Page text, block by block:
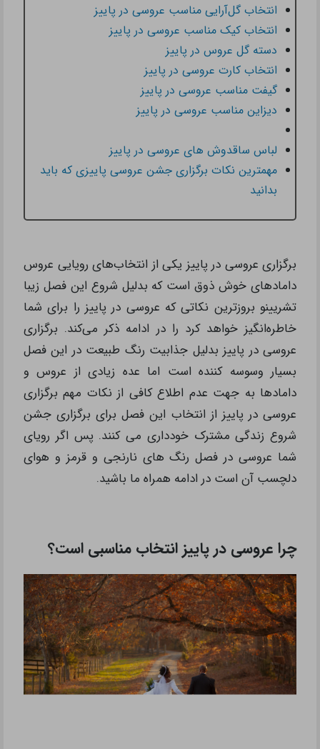
انتخاب گل‌آرایی مناسب عروسی در پاییز
انتخاب کیک مناسب عروسی در پاییز
دسته گل عروس در پاییز
انتخاب کارت عروسی در پاییز
گیفت مناسب عروسی در پاییز
دیزاین مناسب عروسی در پاییز
لباس ساقدوش های عروسی در پاییز
مهمترین نکات برگزاری جشن عروسی پاییزی که باید
بدانید
برگزاری عروسی در پاییز یکی از انتخاب‌های رویایی عروس
دامادهای خوش ذوق است که بدلیل شروع این فصل زیبا
تشریینو بروزترین نکاتی که عروسی در پاییز را برای شما
خاطره‌انگیز خواهد کرد را در ادامه ذکر می‌کند. برگزاری
عروسی در پاییز بدلیل جذابیت‌ رنگ طبیعت در این فصل
بسیار وسوسه کننده است اما عده زیادی از عروس و
دامادها به جهت عدم اطلاع کافی از نکات مهم برگزاری
عروسی در پاییز از انتخاب این فصل برای برگزاری جشن
شروع زندگی مشترک خودداری می کنند. پس اگر رویای
شما عروسی در فصل رنگ های نارنجی و قرمز و هوای
دلچسب آن است در ادامه همراه ما باشید.
چرا عروسی در پاییز انتخاب مناسبی است؟